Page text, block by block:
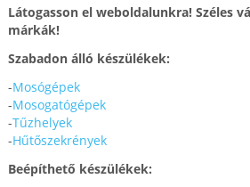
Látogasson el weboldalunkra! Széles
márkák!
Szabadon álló készülékek:
-Mosógépek
-Mosogatógépek
-Tűzhelyek
-Hűtőszekrények
Beépíthető készülékek: